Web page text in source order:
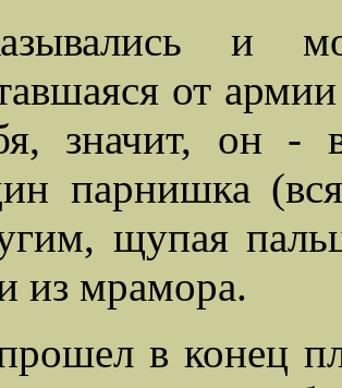
и
от
значит, он -
парнишка
щупая
из мрамора.
в конец